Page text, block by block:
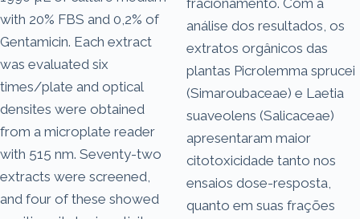
with 20% FBS and 0,2% of
Gentamicin. Each extract
was evaluated six
times/plate and optical
densites were obtained
from a microplate reader
with 515 nm. Seventy-two
extracts were screened,
and four of these showed
análise dos resultados, os
extratos orgânicos das
plantas Picrolemma sprucei
(Simaroubaceae) e Laetia
suaveolens (Salicaceae)
apresentaram maior
citotoxicidade tanto nos
ensaios dose-resposta,
quanto em suas frações